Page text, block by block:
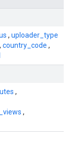
, uploader_type
, country_code ,
,
,